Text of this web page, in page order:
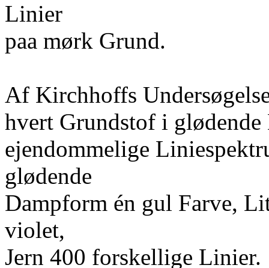
Linier
paa mørk Grund.
Af Kirchhoffs
hvert Grundstof i
ejendommelige
glødende
Dampform én gul Farve,
violet,
Jern 400 forskellige Linier.